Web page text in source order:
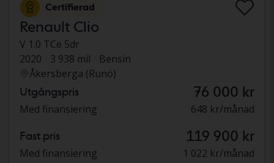
Certifierad
Renault Clio
V 1.0 TCe 5dr
2020
3 938 mil
Bensin
Åkersberga (Runö)
Utgångspris 76 000 kr
Med finansiering 648 kr/månad
Fast pris 119 900 kr
Med finansiering 1 022 kr/månad